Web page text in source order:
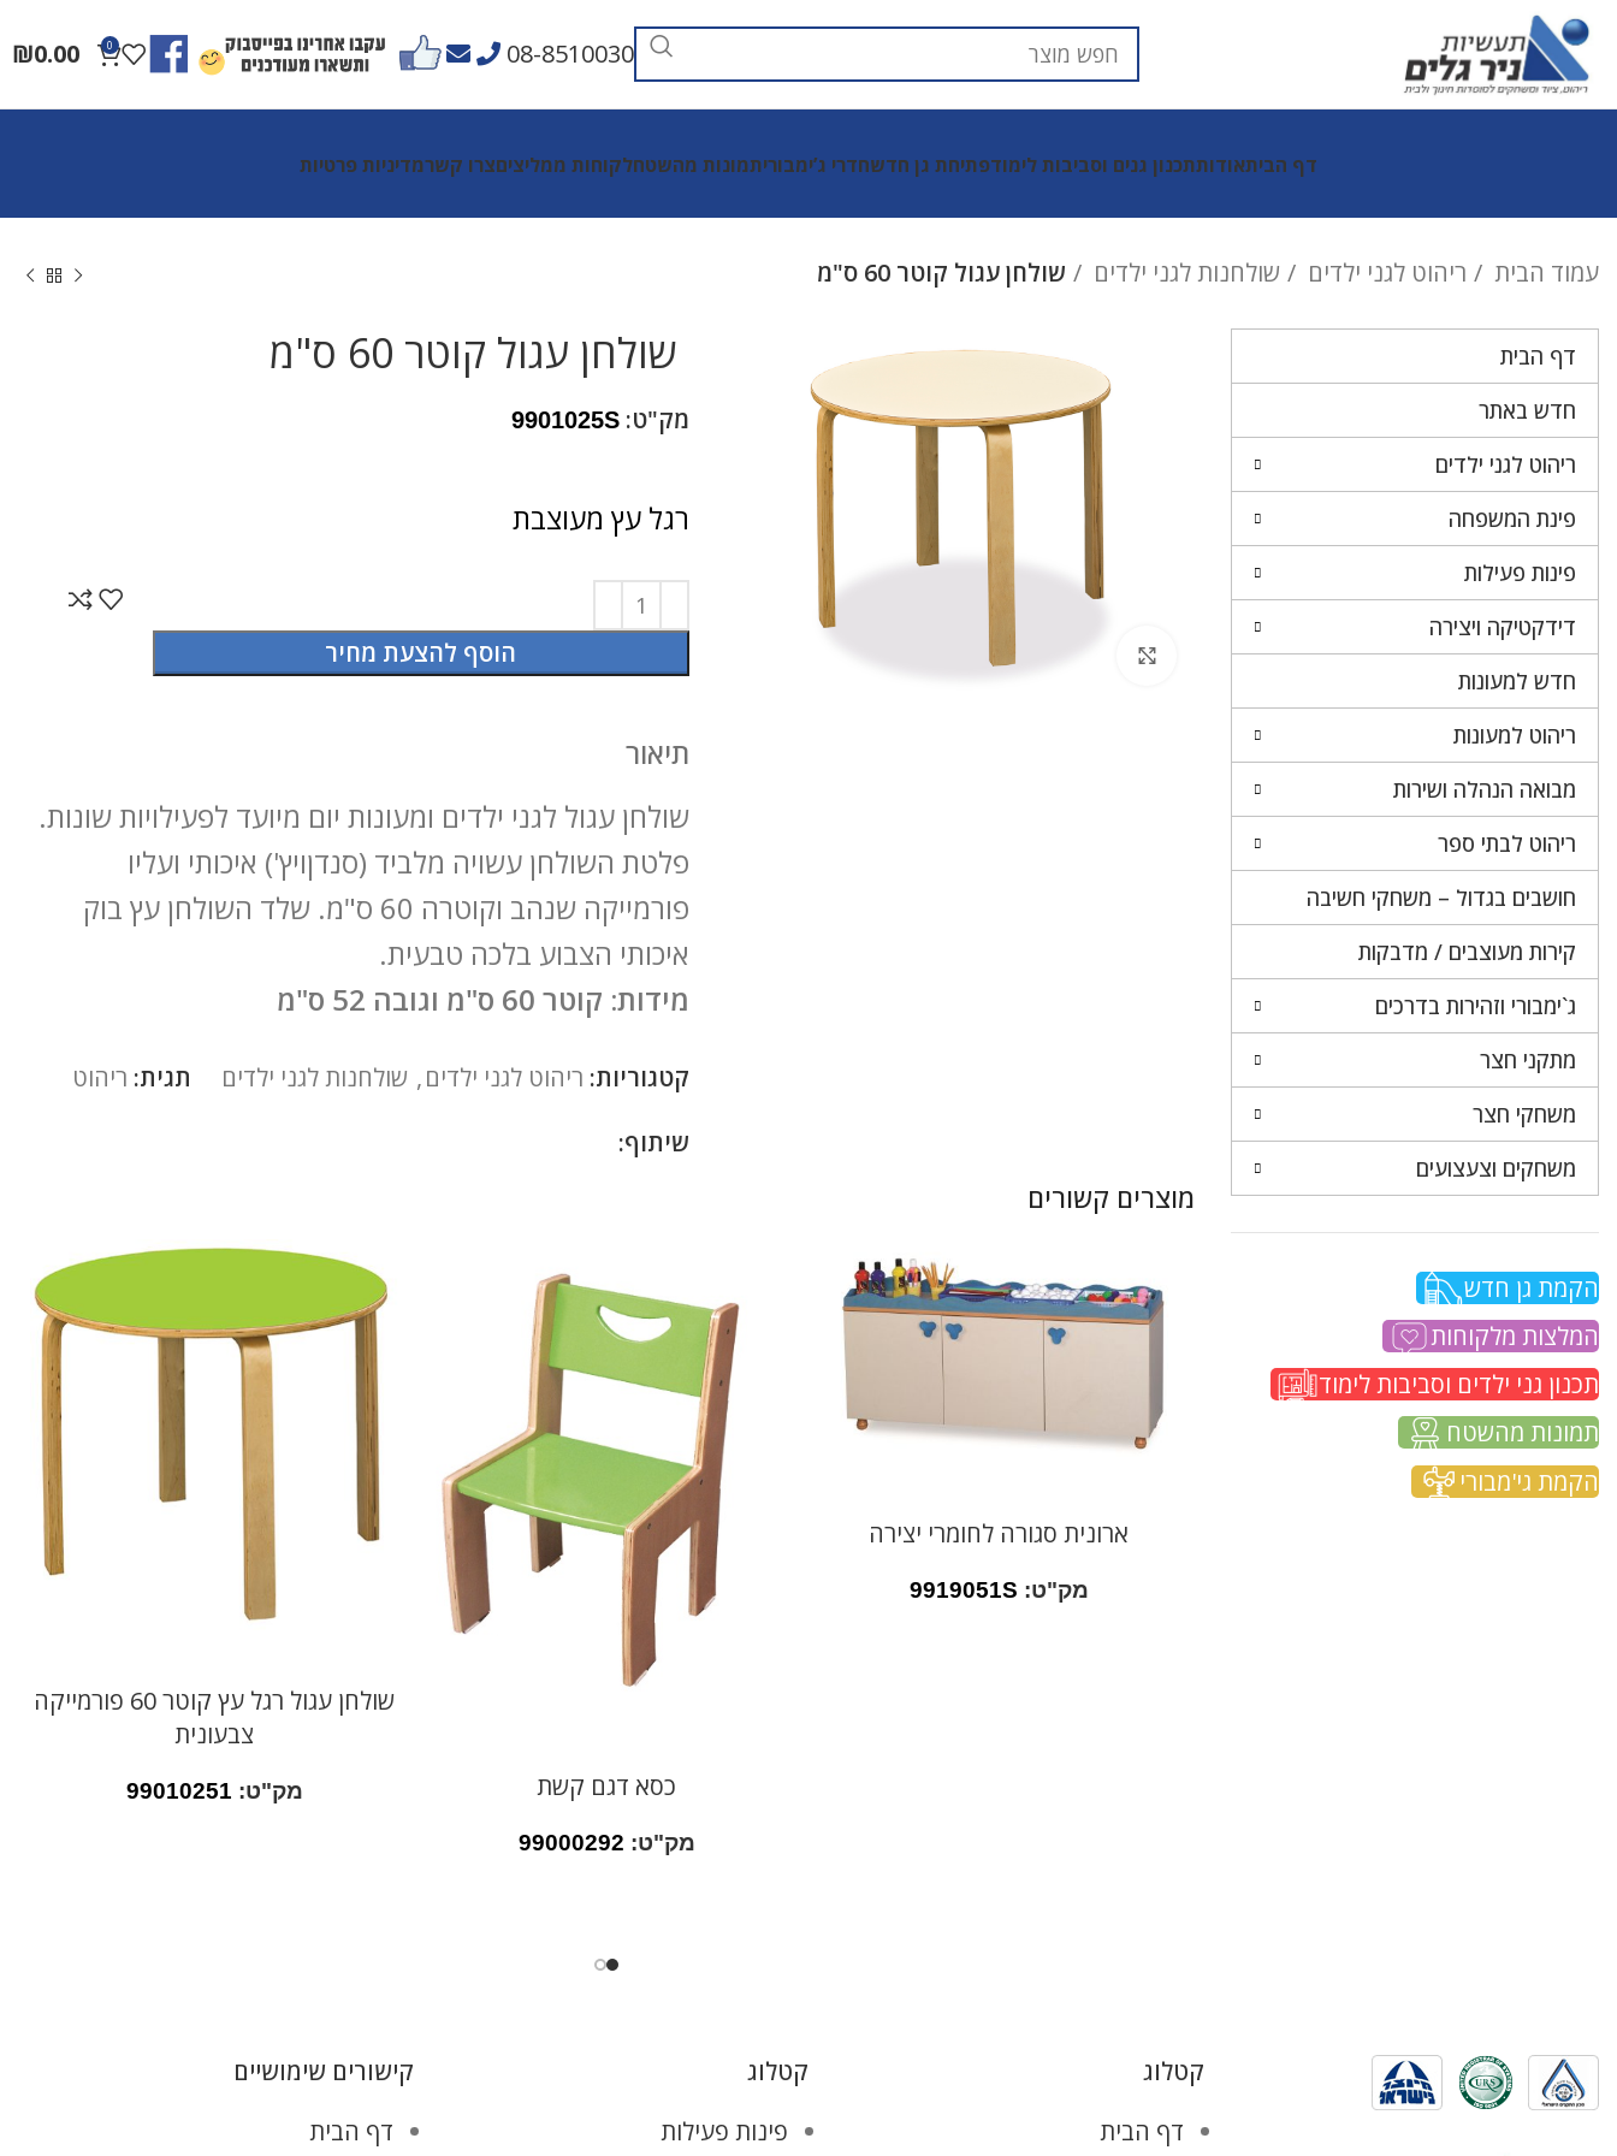
08-8510030
0
₪0.00
דף הביתאודותתכנון גנים וסביבות לימודפתיחת גן חדשחדרי ג’ימבוריתמונות מהשטחלקוחות ממליציםצרו קשרמדיניות פרטיות
עמוד הבית ריהוט לגני ילדים שולחנות לגני ילדים שולחן עגול קוטר 60 ס"מ
דף הבית
חדש באתר
ריהוט לגני ילדים
פינת המשפחה
פינות פעילות
דידקטיקה ויצירה
חדש למעונות
ריהוט למעונות
מבואה הנהלה ושירות
ריהוט לבתי ספר
חושבים בגדול – משחקי חשיבה
קירות מעוצבים / מדבקות
ג`ימבורי וזהירות בדרכים
מתקני חצר
משחקי חצר
משחקים וצעצועים
הקמת גן חדש
המלצות מלקוחות
תכנון גני ילדים וסביבות לימוד
תמונות מהשטח
הקמת גי'מבורי
לחץ להגדלה
שולחן עגול קוטר 60 ס"מ
מק"ט: 9901025S
רגל עץ מעוצבת
הוסף להצעת מחיר
תיאור
שולחן עגול לגני ילדים ומעונות יום מיועד לפעילויות שונות.
פלטת השולחן עשויה מלביד (סנדןויץ') איכותי ועליו
פורמייקה שנהב וקוטרה 60 ס"מ. שלד השולחן עץ בוק
איכותי הצבוע בלכה טבעית.
מידות: קוטר 60 ס"מ וגובה 52 ס"מ
קטגוריות: ריהוט לגני ילדים, שולחנות לגני ילדים תגית: ריהוט
שיתוף:
מוצרים קשורים
ארונית סגורה לחומרי יצירה
מק"ט: 9919051S
כסא דגם קשת
מק"ט: 99000292
שולחן עגול רגל עץ קוטר 60 פורמייקה
צבעונית
מק"ט: 99010251
קטלוג
דף הבית
קטלוג
פינות פעילות
קישורים שימושיים
דף הבית